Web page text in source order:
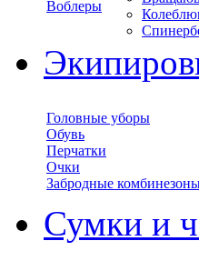
Воблеры
Головные уборы
Обувь
Перчатки
Очки
Забродные
Сумки и